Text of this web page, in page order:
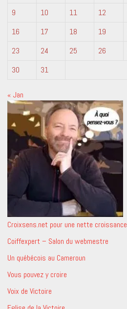
9
10 11 12
16
17 18 19
23
24 25 26
30
31
« Jan
Croixsens.net pour une nette croissance
Coiffexpert – Salon du webmestre
Un québécois au Cameroun
Vous pouvez y croire
Voix de Victoire